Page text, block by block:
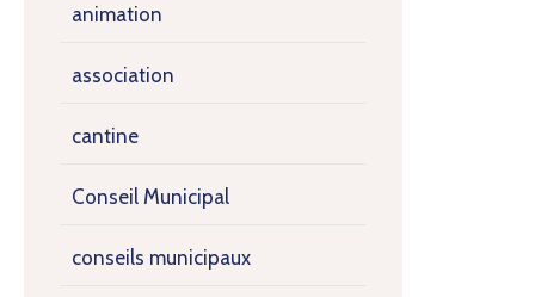
animation
association
cantine
Conseil Municipal
conseils municipaux